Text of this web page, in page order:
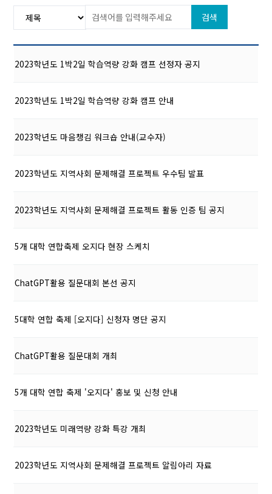
검색
2023학년도 1박2일 학습역량 강화 캠프 선정자 공지
2023학년도 1박2일 학습역량 강화 캠프 안내
2023학년도 마음챙김 워크숍 안내(교수자)
2023학년도 지역사회 문제해결 프로젝트 우수팀 발표
2023학년도 지역사회 문제해결 프로젝트 활동 인증 팀 공지
5개 대학 연합축제 오지다 현장 스케치
ChatGPT활용 질문대회 본선 공지
5대학 연합 축제 [오지다] 신청자 명단 공지
ChatGPT활용 질문대회 개최
5개 대학 연합 축제 '오지다' 홍보 및 신청 안내
2023학년도 미래역량 강화 특강 개최
2023학년도 지역사회 문제해결 프로젝트 알림아리 자료